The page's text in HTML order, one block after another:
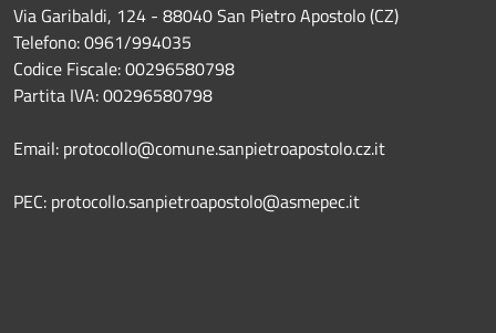
Via Garibaldi, 124 - 88040 San Pietro Apostolo (CZ)
Telefono: 0961/994035
Codice Fiscale: 00296580798
Partita IVA: 00296580798
Email: protocollo@comune.sanpietroapostolo.cz.it
PEC: protocollo.sanpietroapostolo@asmepec.it